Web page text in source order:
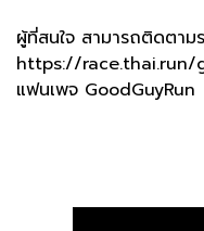
ผู้ที่สนใจ สามารถติดตาม
https://race.thai.run/
แฟนเพจ GoodGuyRun